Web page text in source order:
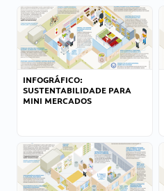
INFOGRÁFICO:
SUSTENTABILIDADE PARA
MINI MERCADOS